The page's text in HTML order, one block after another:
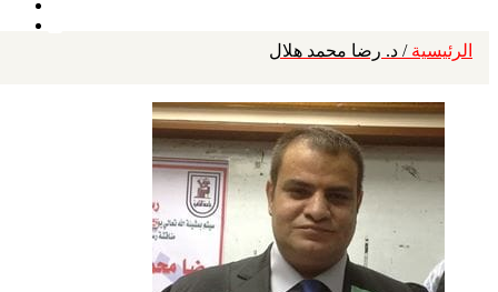
الرئيسية / د. رضا محمد هلال